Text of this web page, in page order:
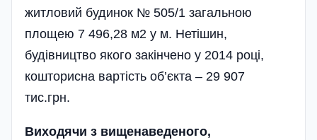
житловий будинок № 505/1 загальною
площею 7 496,28 м2 у м. Неті­шин,
будівництво якого закінчено у 2014 році,
кошторисна вартість об’єкта – 29 907
тис.грн.
Виходячи з вищенаведеного,